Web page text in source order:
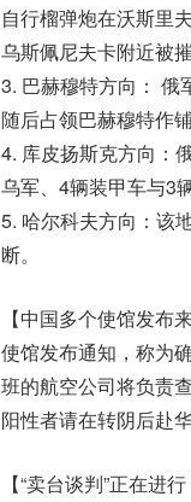
自行榴弹炮在沃斯里
乌斯佩尼夫卡附近被摧
3. 巴赫穆特方向： 俄
随后占领巴赫穆特作铺
4. 库皮扬斯克方向：
乌军、4辆装甲车与3
5. 哈尔科夫方向：该
断。
【中国多个使馆发
使馆发布通知，称为
班的航空公司将负责
阳性者请在转阴后赴
【“卖台谈判”正在进